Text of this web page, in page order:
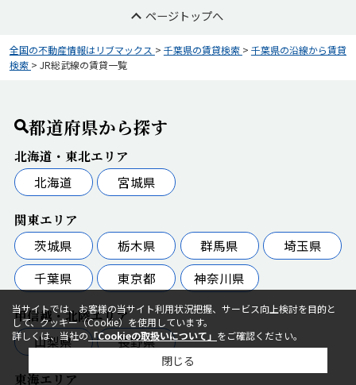
ページトップへ
全国の不動産情報はリブマックス > 千葉県の賃貸検索 > 千葉県の沿線から賃貸
検索 > JR総武線の賃貸一覧
都道府県から探す
北海道・東北エリア
北海道
宮城県
関東エリア
茨城県
栃木県 群馬県
埼玉県
千葉県
東京都 神奈川県
甲信越・北陸エリア
山梨県
長野県
東海エリア
当サイトでは、お客様の当サイト利用状況把握、サービス向上検討を目的と
して、クッキー（Cookie）を使用しています。
詳しくは、当社の「Cookieの取扱いについて」 をご確認ください。
閉じる